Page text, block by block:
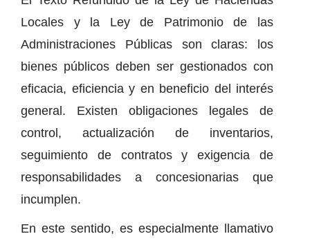
Locales y la Ley de Patrimonio de las
Administraciones Públicas son claras: los
bienes públicos deben ser gestionados con
eficacia, eficiencia y en beneficio del interés
general. Existen obligaciones legales de
control, actualización de inventarios,
seguimiento de contratos y exigencia de
responsabilidades a concesionarias que
incumplen.
En este sentido, es especialmente llamativo